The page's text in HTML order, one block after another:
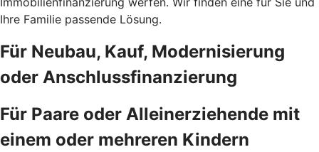
Ihre Familie passende Lösung.
Für Neubau, Kauf, Modernisierung
oder Anschlussfinanzierung
Für Paare oder Alleinerziehende mit
einem oder mehreren Kindern